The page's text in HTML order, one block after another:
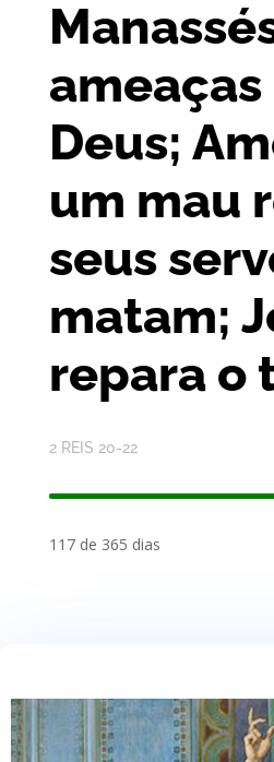
ameaças
Deus;
um mau
seus
matam;
repara o
2 REIS 20-22
117 de 365 dias